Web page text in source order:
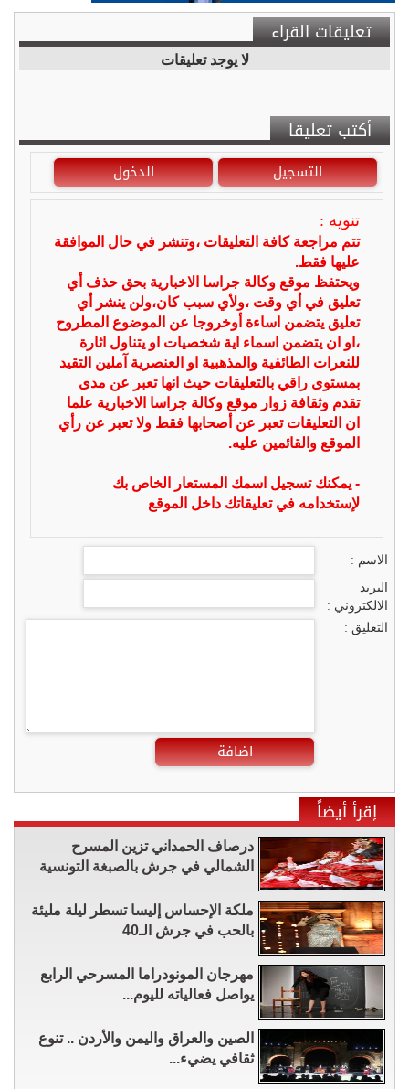
تعليقات القراء
لا يوجد تعليقات
أكتب تعليقا
التسجيل الدخول
تنويه :
تتم مراجعة كافة التعليقات ،وتنشر في حال الموافقة
عليها فقط.
ويحتفظ موقع وكالة جراسا الاخبارية بحق حذف أي
تعليق في أي وقت ،ولأي سبب كان،ولن ينشر أي
تعليق يتضمن اساءة أوخروجا عن الموضوع المطروح
،او ان يتضمن اسماء اية شخصيات او يتناول اثارة
للنعرات الطائفية والمذهبية او العنصرية آملين التقيد
بمستوى راقي بالتعليقات حيث انها تعبر عن مدى
تقدم وثقافة زوار موقع وكالة جراسا الاخبارية علما
ان التعليقات تعبر عن أصحابها فقط ولا تعبر عن رأي
الموقع والقائمين عليه.
- يمكنك تسجيل اسمك المستعار الخاص بك
لإستخدامه في تعليقاتك داخل الموقع
الاسم :
البريد
الالكتروني :
التعليق :
اضافة
إقرأ أيضاً
درصاف الحمداني تزين المسرح
الشمالي في جرش بالصبغة التونسية
ملكة الإحساس إليسا تسطر ليلة مليئة
بالحب في جرش الـ40
مهرجان المونودراما المسرحي الرابع
يواصل فعالياته لليوم...
الصين والعراق واليمن والأردن .. تنوع
ثقافي يضيء...